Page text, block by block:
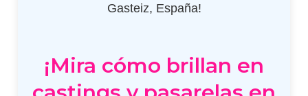
Gasteiz, España!
¡Mira cómo brillan en